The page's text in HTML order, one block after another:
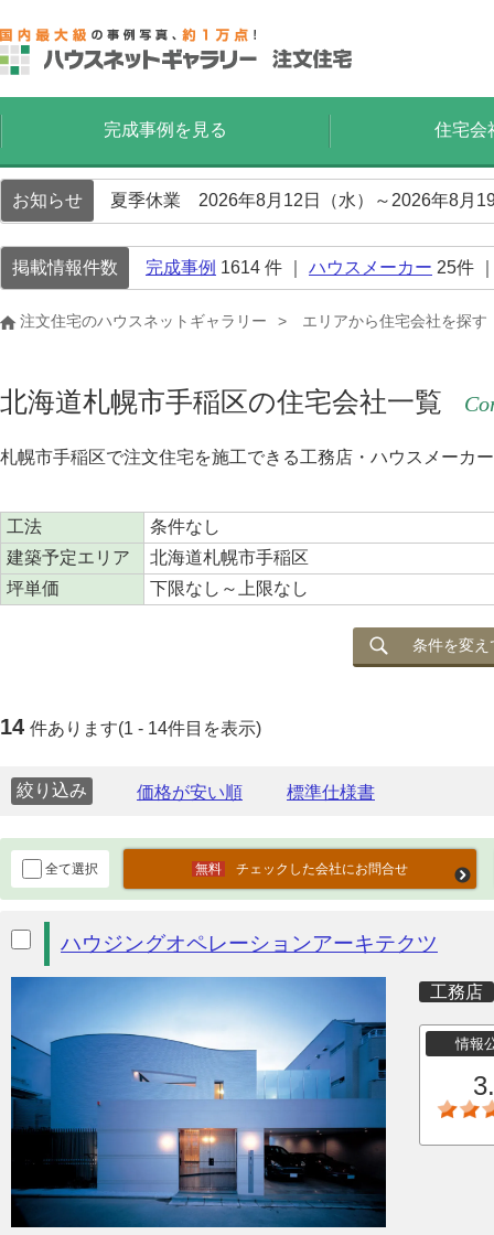
完成事例を見る 住宅会
お知らせ 夏季休業 2026年8月12日（水）～2026年8月
掲載情報件数 完成事例 1614 件 ｜ ハウスメーカー 25件
注文住宅のハウスネットギャラリー エリアから住宅会社を探す
北海道札幌市手稲区の住宅会社一覧
札幌市手稲区で注文住宅を施工できる工務店・ハウスメーカ
工法
条件なし
建築予定エリア
北海道札幌市手稲区
坪単価
下限なし～上限なし
条件を変え
14 件あります(1 - 14件目を表示)
絞り込み
全て選択 チェックした会社にお問合せ
ハウジングオペレーションアーキテクツ
工務店
情報